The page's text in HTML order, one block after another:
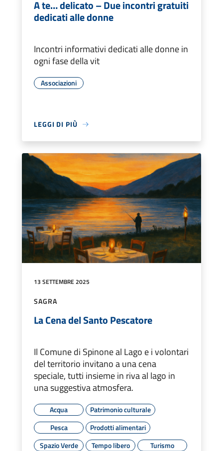
A te… delicato – Due incontri gratuiti
dedicati alle donne
Incontri informativi dedicati alle donne in
ogni fase della vit
Associazioni
LEGGI DI PIÙ
13 SETTEMBRE 2025
SAGRA
La Cena del Santo Pescatore
Il Comune di Spinone al Lago e i volontari
del territorio invitano a una cena
speciale, tutti insieme in riva al lago in
una suggestiva atmosfera.
Acqua
Patrimonio culturale
Pesca
Prodotti alimentari
Spazio Verde
Tempo libero Turismo